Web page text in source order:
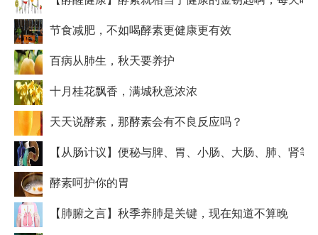
节食减肥，不如喝酵素更健康更有效
百病从肺生，秋天要养护
十月桂花飘香，满城秋意浓浓
天天说酵素，那酵素会有不良反应吗？
【从肠计议】便秘与脾、胃、小肠、大肠、肺、肾等
酵素呵护你的胃
【肺腑之言】秋季养肺是关键，现在知道不算晚